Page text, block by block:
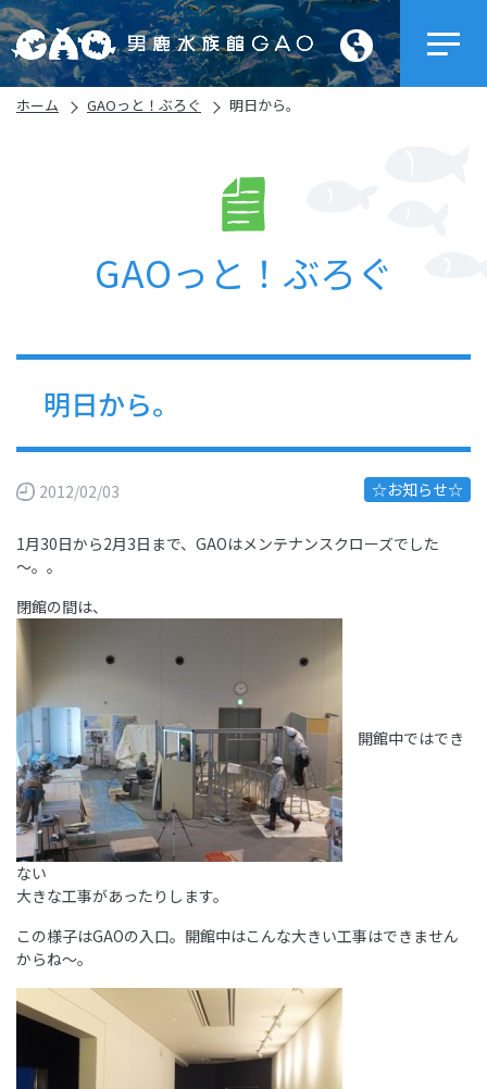
ホーム GAOっと！ぶろぐ 明日から。
GAOっと！ぶろぐ
明日から。
2012/02/03 ☆お知らせ☆
1月30日から2月3日まで、GAOはメンテナンスクローズでした
～。。
閉館の間は、
開館中ではでき
ない
大きな工事があったりします。
この様子はGAOの入口。開館中はこんな大きい工事はできません
からね～。